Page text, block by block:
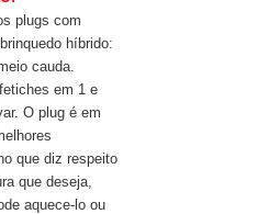
plugs com
híbrido:
meio cauda.
em 1 e
O plug é em
que diz respeito
que deseja,
aquece-lo ou